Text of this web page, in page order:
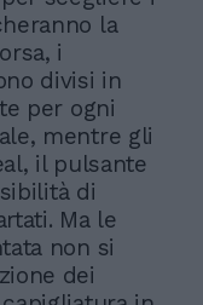
la
i
divisi in
per ogni
mentre gli
il pulsante
di
Ma le
non si
dei